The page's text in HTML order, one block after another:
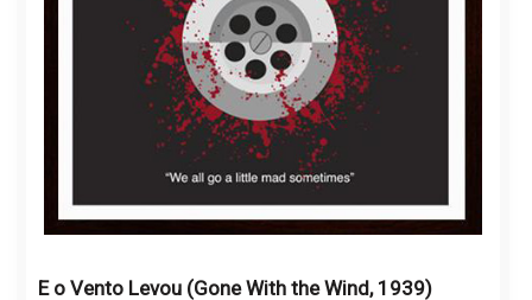
E o Vento Levou (Gone With the Wind, 1939)